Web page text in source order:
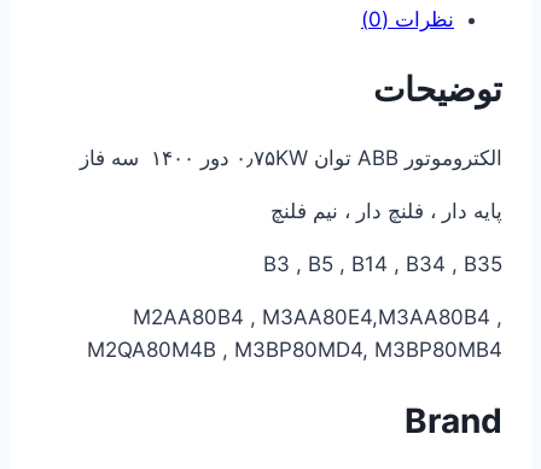
نظرات (0)
توضیحات
الکتروموتور ABB توان ۰٫۷۵KW دور ۱۴۰۰ سه فاز
پایه دار ، فلنچ دار ، نیم فلنچ
B3 , B5 , B14 , B34 , B35
M2AA80B4 , M3AA80E4,M3AA80B4 ,
M2QA80M4B , M3BP80MD4, M3BP80MB4
Brand